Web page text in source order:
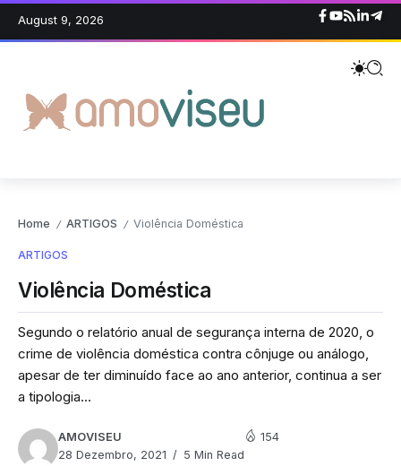
August 9, 2026
Home / ARTIGOS / Violência Doméstica
ARTIGOS
Violência Doméstica
Segundo o relatório anual de segurança interna de 2020, o
crime de violência doméstica contra cônjuge ou análogo,
apesar de ter diminuído face ao ano anterior, continua a ser
a tipologia...
AMOVISEU
28 Dezembro, 2021
5 Min Read
154